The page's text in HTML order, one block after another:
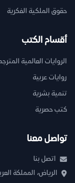
حقوق الملكية الفكرية
أقسام الكتب
الروايات العالمية
روايات عربية
تنمية بشرية
كتب حصرية
تواصل معنا
اتصل بنا
الرياض، المملكة